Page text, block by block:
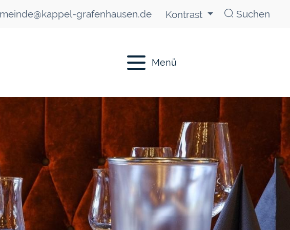
grafenhausen.de Kontrast Suchen
Menü